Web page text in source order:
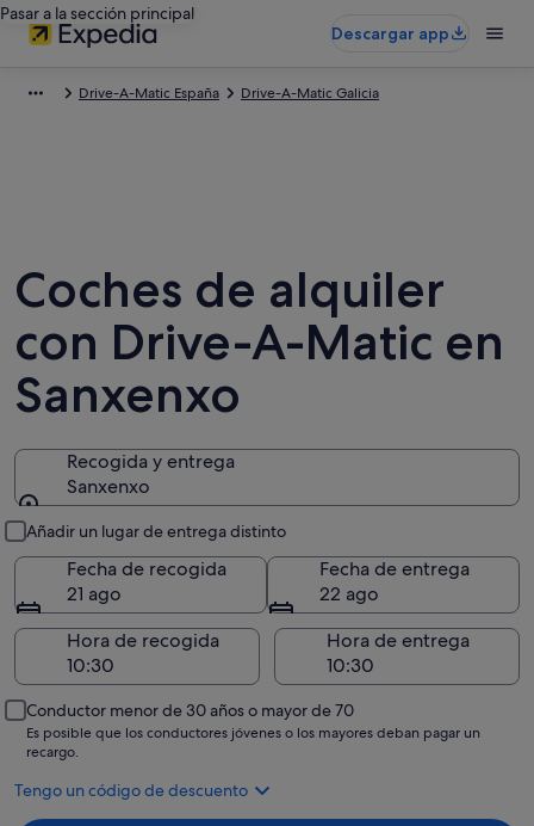
Pasar a la sección principal
Descargar app
Drive-A-Matic España Drive-A-Matic Galicia
Coches de alquiler
con Drive-A-Matic en
Sanxenxo
Recogida y entrega
Sanxenxo
Añadir un lugar de entrega distinto
Fecha de recogida
21 ago
Fecha de entrega
22 ago
Hora de recogida
Hora de entrega
Conductor menor de 30 años o mayor de 70
Es posible que los conductores jóvenes o los mayores deban pagar un
recargo.
Tengo un código de descuento